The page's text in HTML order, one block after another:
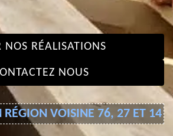
NOS RÉALISATIONS
NOUS
RÉGION VOISINE 76, 27 ET 14